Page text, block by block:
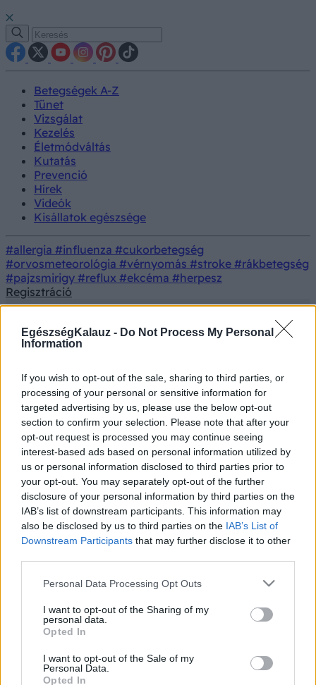
EgészségKalauz - Do Not Process My Personal
Information
If you wish to opt-out of the sale, sharing to third parties, or
processing of your personal or sensitive information for
targeted advertising by us, please use the below opt-out
section to confirm your selection. Please note that after your
opt-out request is processed you may continue seeing
interest-based ads based on personal information utilized by
us or personal information disclosed to third parties prior to
your opt-out. You may separately opt-out of the further
disclosure of your personal information by third parties on the
IAB’s list of downstream participants. This information may
also be disclosed by us to third parties on the IAB’s List of
Downstream Participants that may further disclose it to other
Please note that this website/app uses one or more Google
not limited to your visit or usage behaviour. You may click to
grant or deny consent to Google and its third-party tags to
use your data for below specified purposes in below Google
consent section.
Personal Data Processing Opt Outs
I want to opt-out of the Sharing of my
personal data.
Opted In
I want to opt-out of the Sale of my
Personal Data.
Opted In
Betegségek A-Z
Tünet
Vizsgálat
Kezelés
Életmódváltás
Kutatás
Prevenció
Hírek
Videók
Kisállatok egészsége
#allergia #influenza #cukorbetegség
#orvosmeteorológia #vérnyomás #stroke #rákbetegség
#pajzsmirigy #reflux #ekcéma #herpesz
Regisztráció
Hidegrázás
Mire utal a hidegrázás?
A hidegrázás a test akaratlan remegése, amely
általában hőemelkedéssel vagy lázzal jár együtt.
Mi a hidegrázás?
A hidegrázás egy jól ismert, gyakran ijesztő testi
tünet, amely során az ember remegni kezd, bőre
libabőrös lesz, és úgy érzi, hogy fázik – még
akkor is, ha a környezet hőmérséklete nem
testhőmérséklet szabályozásáért felelős